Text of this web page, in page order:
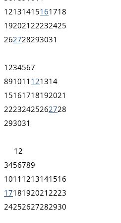
12131415161718
192021 22232425
262728293031
1 234567
891011 121314
15161718192021
22232425262728
293031
1 2
3456789
1011 1213141516
1718192021 2223
24252627282930